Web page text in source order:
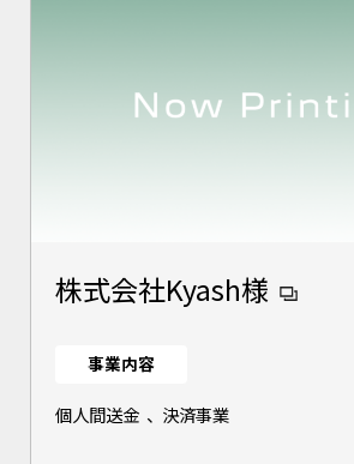
株式会社Kyash様
事業内容
個人間送金 、 決済事業